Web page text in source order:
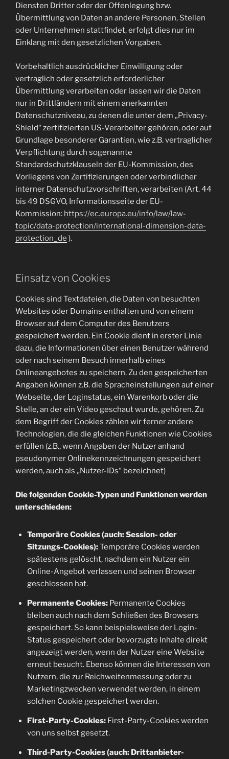
Diensten Dritter oder der Offenlegung bzw.
Übermittlung von Daten an andere Personen, Stellen
oder Unternehmen stattfindet, erfolgt dies nur im
Einklang mit den gesetzlichen Vorgaben.
Vorbehaltlich ausdrücklicher Einwilligung oder
vertraglich oder gesetzlich erforderlicher
Übermittlung verarbeiten oder lassen wir die Daten
nur in Drittländern mit einem anerkannten
Datenschutzniveau, zu denen die unter dem „Privacy-
Shield“ zertifizierten US-Verarbeiter gehören, oder auf
Grundlage besonderer Garantien, wie z.B. vertraglicher
Verpflichtung durch sogenannte
Standardschutzklauseln der EU-Kommission, des
Vorliegens von Zertifizierungen oder verbindlicher
interner Datenschutzvorschriften, verarbeiten (Art. 44
bis 49 DSGVO, Informationsseite der EU-
Kommission: https://ec.europa.eu/info/law/law-
topic/data-protection/international-dimension-data-
protection_de ).
Einsatz von Cookies
Cookies sind Textdateien, die Daten von besuchten
Websites oder Domains enthalten und von einem
Browser auf dem Computer des Benutzers
gespeichert werden. Ein Cookie dient in erster Linie
dazu, die Informationen über einen Benutzer während
oder nach seinem Besuch innerhalb eines
Onlineangebotes zu speichern. Zu den gespeicherten
Angaben können z.B. die Spracheinstellungen auf einer
Webseite, der Loginstatus, ein Warenkorb oder die
Stelle, an der ein Video geschaut wurde, gehören. Zu
dem Begriff der Cookies zählen wir ferner andere
Technologien, die die gleichen Funktionen wie Cookies
erfüllen (z.B., wenn Angaben der Nutzer anhand
pseudonymer Onlinekennzeichnungen gespeichert
werden, auch als „Nutzer-IDs“ bezeichnet)
Die folgenden Cookie-Typen und Funktionen werden
unterschieden:
Temporäre Cookies (auch: Session- oder
Sitzungs-Cookies):Temporäre Cookies werden
spätestens gelöscht, nachdem ein Nutzer ein
Online-Angebot verlassen und seinen Browser
geschlossen hat.
Permanente Cookies:Permanente Cookies
bleiben auch nach dem Schließen des Browsers
gespeichert. So kann beispielsweise der Login-
Status gespeichert oder bevorzugte Inhalte direkt
angezeigt werden, wenn der Nutzer eine Website
erneut besucht. Ebenso können die Interessen von
Nutzern, die zur Reichweitenmessung oder zu
Marketingzwecken verwendet werden, in einem
solchen Cookie gespeichert werden.
First-Party-Cookies:First-Party-Cookies werden
von uns selbst gesetzt.
Third-Party-Cookies (auch: Drittanbieter-